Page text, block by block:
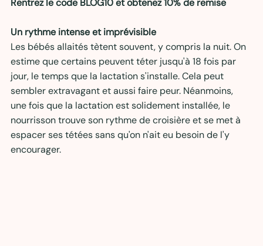
Rentrez le code BLOG10 et obtenez 10% de remise
Un rythme intense et imprévisible
Les bébés allaités tètent souvent, y compris la nuit. On
estime que certains peuvent téter jusqu'à 18 fois par
jour, le temps que la lactation s'installe. Cela peut
sembler extravagant et aussi faire peur. Néanmoins,
une fois que la lactation est solidement installée, le
nourrisson trouve son rythme de croisière et se met à
espacer ses tétées sans qu'on n'ait eu besoin de l'y
encourager.